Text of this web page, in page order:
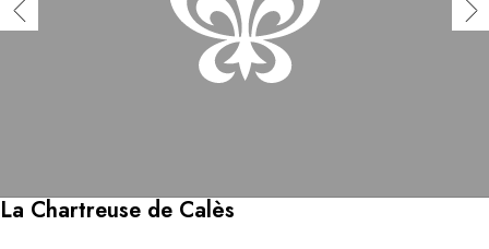
La Chartreuse de Calès